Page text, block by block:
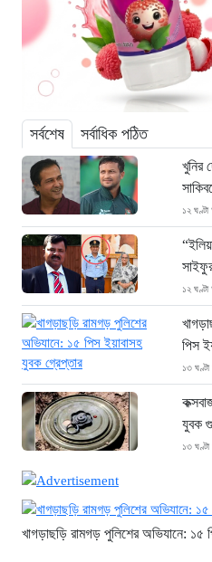
সর্বশেষ সর্বাধিক পঠিত
খুনির
১২
১২
পিস
১৩
যুবক
১৩
১৩ ঘণ্টা
খাগড়াছড়ি রামগড় পুলিশের অভিযানে: ১৫